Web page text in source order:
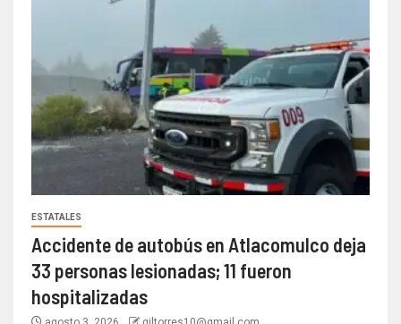
ESTATALES
Accidente de autobús en Atlacomulco deja
33 personas lesionadas; 11 fueron
hospitalizadas